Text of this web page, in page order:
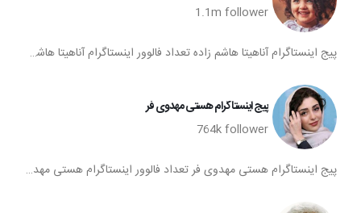
1.1m follower
پیج اینستاگرام آناهیتا هاشم زاده تعداد فالوور اینستاگرام آناهیتا هاشم زاده اینستاگرام آناهیتا هاشم زاده فالوورهای اکانت اینستا آناهیتا هاشم زاده
پیج اینستاگرام هستی مهدوی فر
764kfollower
پیج اینستاگرام هستی مهدوی فر تعداد فالوور اینستاگرام هستی مهدوی فر اینستاگرام هستی مهدوی فر فالوورهای اکانت اینستا هستی مهدوی فر